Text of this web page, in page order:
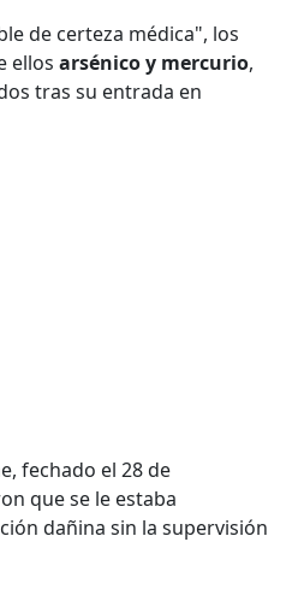
de certeza médica", los
ellosarsénico y mercurio,
tras su entrada en
fechado el 28 de
que se le estaba
dañina sin la supervisión